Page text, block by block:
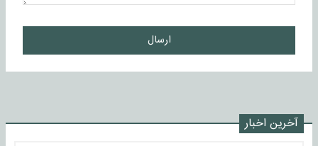
ارسال
آخرین اخبار